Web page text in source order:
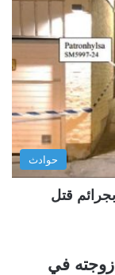
حوادث
بجرائم قتل
في